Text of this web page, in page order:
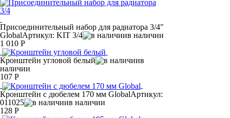
Присоединительный набор для радиатора 3/4"
GlobalАртикул: KIT 3/4
в наличии
1 010 Р
Кронштейн угловой белый
в
наличии
107 Р
Кронштейн с дюбелем 170 мм GlobalАртикул:
011025
в наличии
128 Р